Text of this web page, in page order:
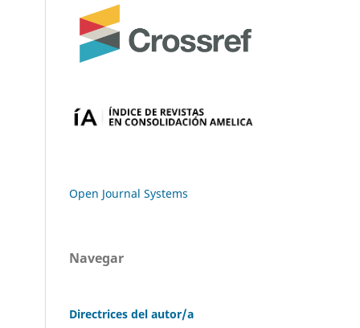
Open Journal Systems
Navegar
Directrices del autor/a